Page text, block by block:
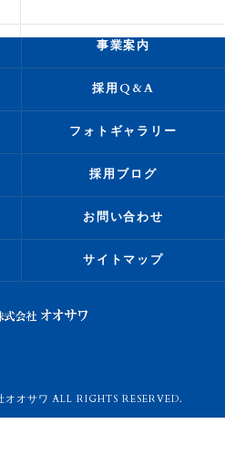
事業案内
採用Q&A
フォトギャラリー
採用ブログ
お問い合わせ
サイトマップ
オサワ ALL RIGHTS RESERVED.